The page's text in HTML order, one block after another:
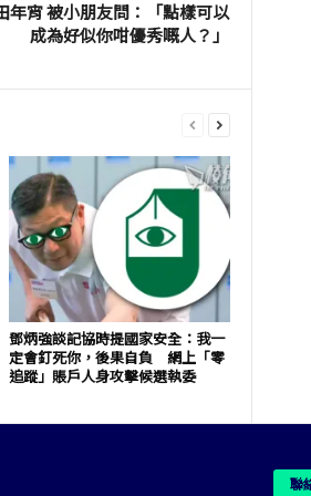
年宵 被小朋友問：「點樣可以
成為好似你咁優秀嘅人？」
鄧炳強談記協時提國家安全：我一
定會釘死你，後果自負 網上「零
追蹤」賬戶人身攻擊候選執委
聯